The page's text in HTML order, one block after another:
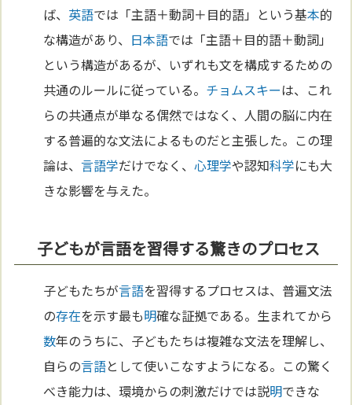
ば、 英語では「主語＋動詞＋目的語」という基本的
な構造があり、 日本語では「主語＋目的語＋動詞」
という構造があるが、いずれも文を構成するための
共通のルールに従っている。 チョムスキーは、これ
らの共通点が単なる偶然ではなく、人間の脳に内在
する普遍的な文法によるものだと主張した。この理
論は、言語学だけでなく、心理学や認知科学にも大
きな影響を与えた。
子どもが言語を習得する驚きのプロセス
子どもたちが言語を習得するプロセスは、普遍文法
の存在を示す最も明確な証拠である。生まれてから
数年のうちに、子どもたちは複雑な文法を理解し、
自らの言語として使いこなすようになる。この驚く
べき能力は、環境からの刺激だけでは説明できな